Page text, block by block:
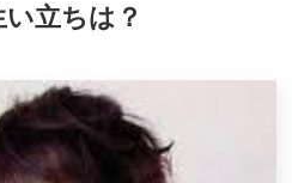
立ちは？